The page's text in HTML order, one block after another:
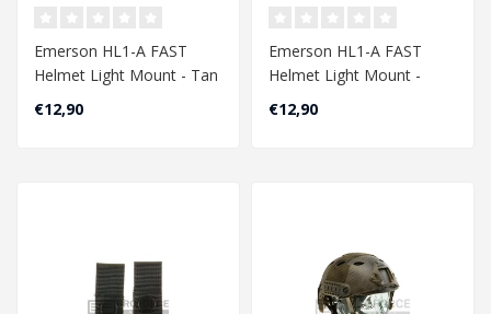
Emerson HL1-A FAST
Helmet Light Mount - Tan
€12,90
Emerson HL1-A FAST
Helmet Light Mount -
Black
€12,90